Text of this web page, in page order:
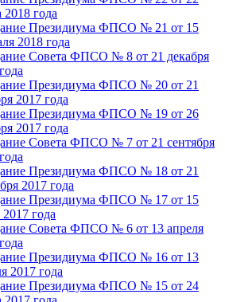
2018 года
Президиума ФПСО № 21 от 15
2018 года
Совета ФПСО № 8 от 21 декабря
Президиума ФПСО № 20 от 21
2017 года
Президиума ФПСО № 19 от 26
2017 года
Совета ФПСО № 7 от 21 сентября
Президиума ФПСО № 18 от 21
2017 года
Президиума ФПСО № 17 от 15
года
Совета ФПСО № 6 от 13 апреля
Президиума ФПСО № 16 от 13
2017 года
Президиума ФПСО № 15 от 24